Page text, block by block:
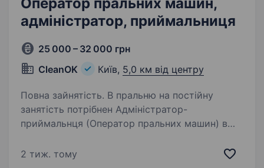
адміністратор, приймальниця
25 000 – 32 000 грн
CleanOK
Київ, 5,0 км від центру
Повна зайнятість. В пральню на постійну
занятість потрібнен Адміністратор-
приймальнця (Оператор пральних машин) в
Гнучкий графік роботи. Розглядаємо
2 тиж. тому